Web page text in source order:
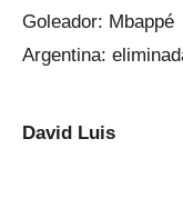
Goleador: Mbappé
Argentina:
David Luis